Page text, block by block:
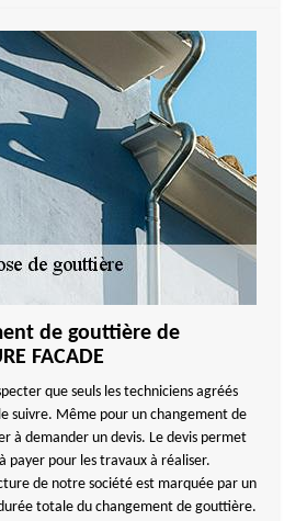
de gouttière de
FACADE
que seuls les techniciens agréés
suivre. Même pour un changement de
à demander un devis. Le devis permet
payer pour les travaux à réaliser.
de notre société est marquée par un
totale du changement de gouttière.